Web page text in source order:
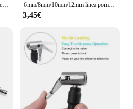
Avviatore di emergenza per compressore d'aria multifunzione per auto, comodo gonfiatore per pneumatici, avviamento a batteria portatile con borsa EVA 6mm/8mm/10mm/12mm linea pompa carburante manuale gomma alluminio primer a mano lampadina trasferimento olio diesel benzina per auto barca fuoribordo marino
3,45€